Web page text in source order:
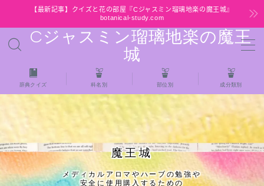
【最新記事】クイズと花の部屋『Cジャスミン瑠璃地楽の魔王城』
botanical-study.com
Cジャスミン瑠璃地楽の魔王
城
MENU
HOME
【最新】クイズと花の部屋
★全種/アロマハーブスパイス基材 プチ辞典ク
イズ＆プチ辞典
辞典クイズ 科名別 部位別 成分類別
魔王城
メディカルアロマやハーブの勉強や
安全に使用購入するための